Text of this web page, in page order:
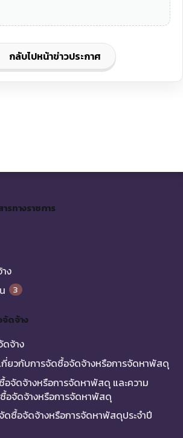
กลับไปหน้าข่าวประกาศ
ทางราชการ
ง
3
ดจ้าง
จ้าง
กี่ยวกับการจัดซื้อจัดจ้างหรือการจัดหาพัสดุ
อจัดจ้างหรือการจัดหาพัสดุ และความ
อจัดจ้างหรือการจัดหาพัสดุ
ดซื้อจัดจ้างหรือการจัดหาพัสดุประจำปี